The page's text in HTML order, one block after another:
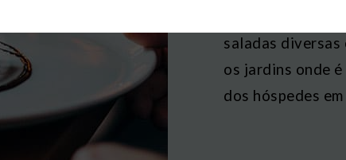
serviço de
saladas diversas
os jardins onde
dos hóspedes